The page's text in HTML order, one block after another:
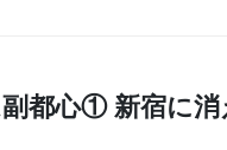
都心① 新宿に